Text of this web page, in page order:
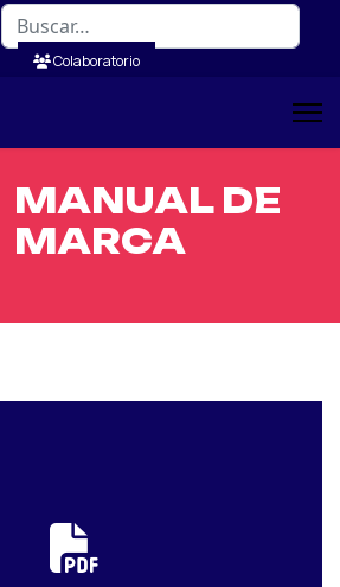
Buscar
Colaboratorio
MANUAL DE
MARCA